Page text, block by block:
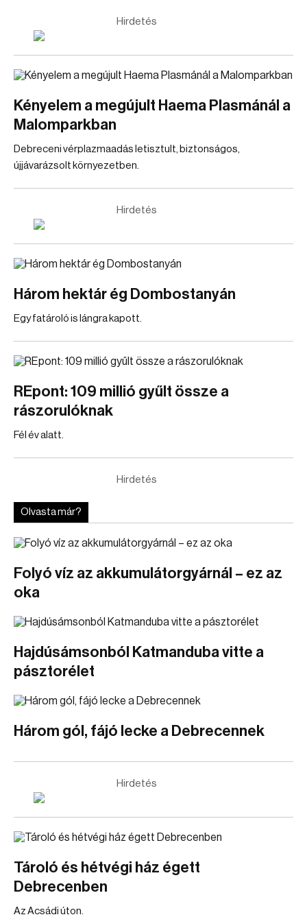
Hirdetés
Kényelem a megújult Haema Plasmánál a
Malomparkban
Debreceni vérplazmaadás letisztult, biztonságos,
újjávarázsolt környezetben.
Hirdetés
Három hektár ég Dombostanyán
Egy fatároló is lángra kapott.
REpont: 109 millió gyűlt össze a
rászorulóknak
Fél év alatt.
Hirdetés
Olvasta már?
Folyó víz az akkumulátorgyárnál – ez az
oka
Hajdúsámsonból Katmanduba vitte a
pásztorélet
Három gól, fájó lecke a Debrecennek
Hirdetés
Tároló és hétvégi ház égett
Debrecenben
Az Acsádi úton.